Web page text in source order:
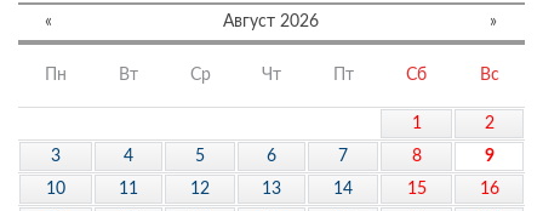
« Август 2026 »
Пн Вт Ср Чт Пт Сб Вс
1
2
3
4 5 6 7 8
9
10
11 12 13 14 15
16